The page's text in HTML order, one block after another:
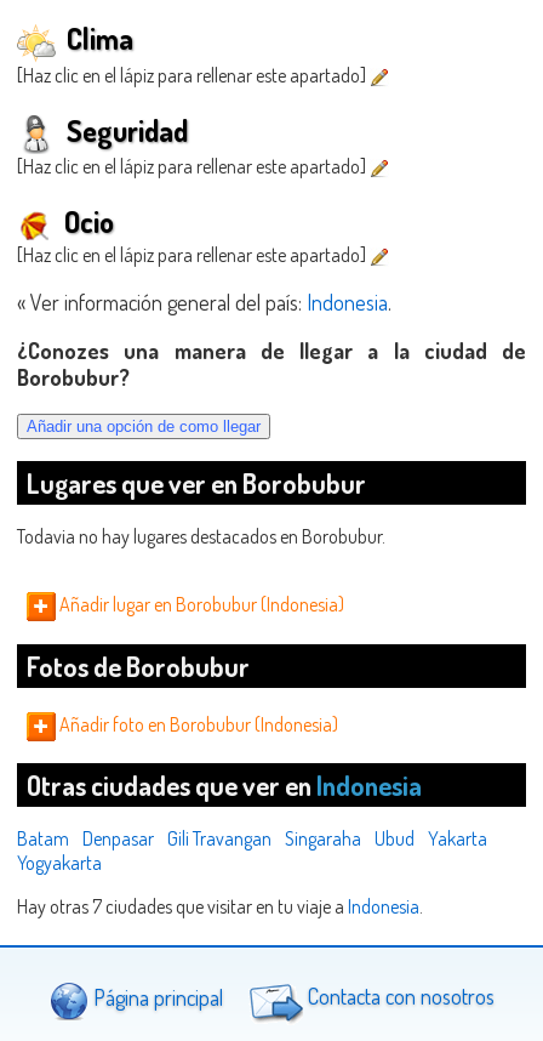
Clima
[Haz clic en el lápiz para rellenar este apartado]
Seguridad
[Haz clic en el lápiz para rellenar este apartado]
Ocio
[Haz clic en el lápiz para rellenar este apartado]
« Ver información general del país: Indonesia.
¿Conozes una manera de llegar a la ciudad de
Borobubur?
Lugares que ver en Borobubur
Todavia no hay lugares destacados en Borobubur.
Añadir lugar en Borobubur (Indonesia)
Fotos de Borobubur
Añadir foto en Borobubur (Indonesia)
Otras ciudades que ver en Indonesia
Batam Denpasar Gili Travangan Singaraha Ubud Yakarta
Yogyakarta
Hay otras 7 ciudades que visitar en tu viaje a Indonesia.
Página principal Contacta con nosotros